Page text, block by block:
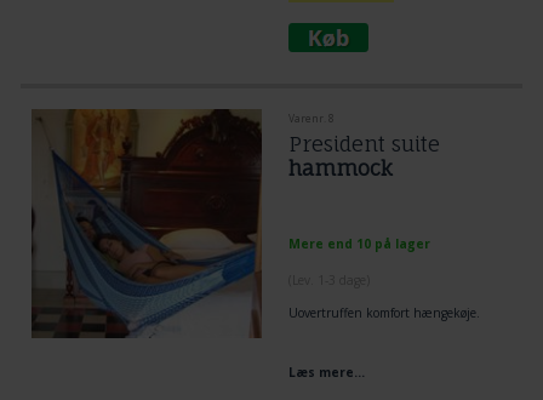
Varenr. 8
President suite
hammock
Mere end 10 på lager
Uovertruffen komfort hængekøje.
Læs mere...